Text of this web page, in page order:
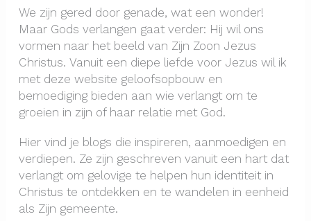
We zijn gered door genade, wat een wonder!
Maar Gods verlangen gaat verder: Hij wil ons
vormen naar het beeld van Zijn Zoon Jezus
Christus. Vanuit een diepe liefde voor Jezus wil ik
met deze website geloofsopbouw en
bemoediging bieden aan wie verlangt om te
groeien in zijn of haar relatie met God.
Hier vind je blogs die inspireren, aanmoedigen en
verdiepen. Ze zijn geschreven vanuit een hart dat
verlangt om gelovige te helpen hun identiteit in
Christus te ontdekken en te wandelen in eenheid
als Zijn gemeente.